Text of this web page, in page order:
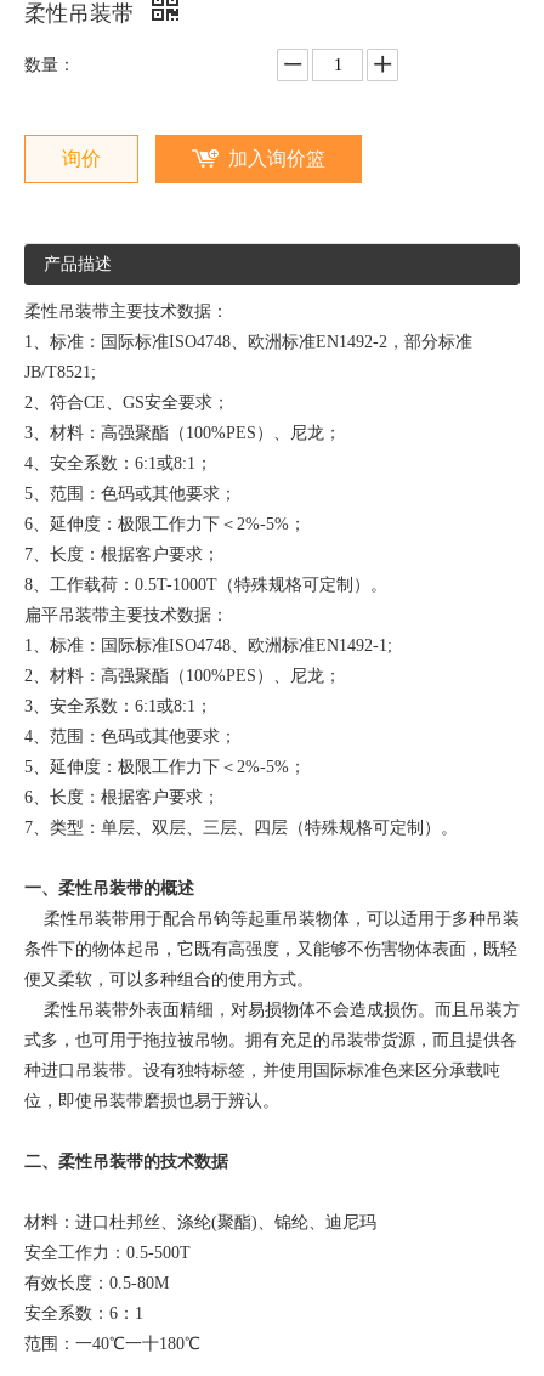
柔性吊装带
数量：
询价 加入询价篮
产品描述
柔性吊装带主要技术数据：
1、标准：国际标准ISO4748、欧洲标准EN1492-2，部分标准
JB/T8521;
2、符合CE、GS安全要求；
3、材料：高强聚酯（100%PES）、尼龙；
4、安全系数：6:1或8:1；
5、范围：色码或其他要求；
6、延伸度：极限工作力下＜2%-5%；
7、长度：根据客户要求；
8、工作载荷：0.5T-1000T（特殊规格可定制）。
扁平吊装带主要技术数据：
1、标准：国际标准ISO4748、欧洲标准EN1492-1;
2、材料：高强聚酯（100%PES）、尼龙；
3、安全系数：6:1或8:1；
4、范围：色码或其他要求；
5、延伸度：极限工作力下＜2%-5%；
6、长度：根据客户要求；
7、类型：单层、双层、三层、四层（特殊规格可定制）。
一、柔性吊装带的概述
柔性吊装带用于配合吊钩等起重吊装物体，可以适用于多种吊装
条件下的物体起吊，它既有高强度，又能够不伤害物体表面，既轻
便又柔软，可以多种组合的使用方式。
柔性吊装带外表面精细，对易损物体不会造成损伤。而且吊装方
式多，也可用于拖拉被吊物。拥有充足的吊装带货源，而且提供各
种进口吊装带。设有独特标签，并使用国际标准色来区分承载吨
位，即使吊装带磨损也易于辨认。
二、柔性吊装带的技术数据
材料：进口杜邦丝、涤纶(聚酯)、锦纶、迪尼玛
安全工作力：0.5-500T
有效长度：0.5-80M
安全系数：6：1
范围：一40℃一十180℃